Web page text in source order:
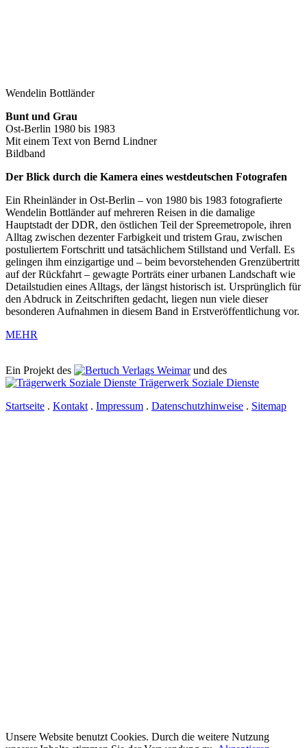
Wendelin Bottländer
Bunt und Grau
Ost-Berlin 1980 bis 1983
Mit einem Text von Bernd Lindner
Bildband
Der Blick durch die Kamera eines westdeutschen Fotografen
Ein Rheinländer in Ost-Berlin – von 1980 bis 1983 fotografierte
Wendelin Bottländer auf mehreren Reisen in die damalige
Hauptstadt der DDR, den östlichen Teil der Spreemetropole, ihren
Alltag zwischen dezenter Farbigkeit und tristem Grau, zwischen
postuliertem Fortschritt und tatsächlichem Stillstand und Verfall. Es
gelingen ihm einzigartige und – beim bevorstehenden Grenzübertritt
auf der Rückfahrt – gewagte Porträts einer urbanen Landschaft wie
Detailstudien eines Alltags, der längst historisch ist. Ursprünglich für
den Abdruck in Zeitschriften gedacht, liegen nun viele dieser
besonderen Aufnahmen in diesem Band in Erstveröffentlichung vor.
MEHR
Ein Projekt des Verlags Weimarund des
Trägerwerk Soziale Dienste
Startseite . Kontakt . Impressum . Datenschutzhinweise . Sitemap
Unsere Website benutzt Cookies. Durch die weitere Nutzung